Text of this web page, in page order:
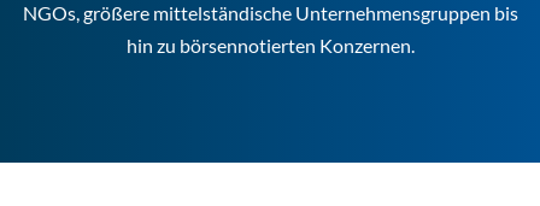
NGOs, größere mittelständische Unternehmensgruppen bis
hin zu börsennotierten Konzernen.